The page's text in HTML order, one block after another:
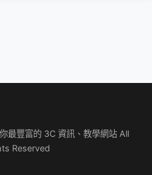
最豐富的 3C 資訊、教學網站 All
Reserved